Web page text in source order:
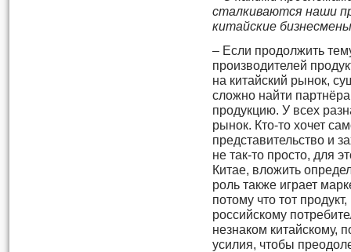
сталкиваются наши
китайские
– Если продолжить
производителей
на китайский рынок,
сложно найти
продукцию. У всех
рынок. Кто-то хочет
представительство и
не так-то просто, для
Китае, вложить
роль также играет
потому что тот
российскому
незнаком китайскому,
усилия, чтобы